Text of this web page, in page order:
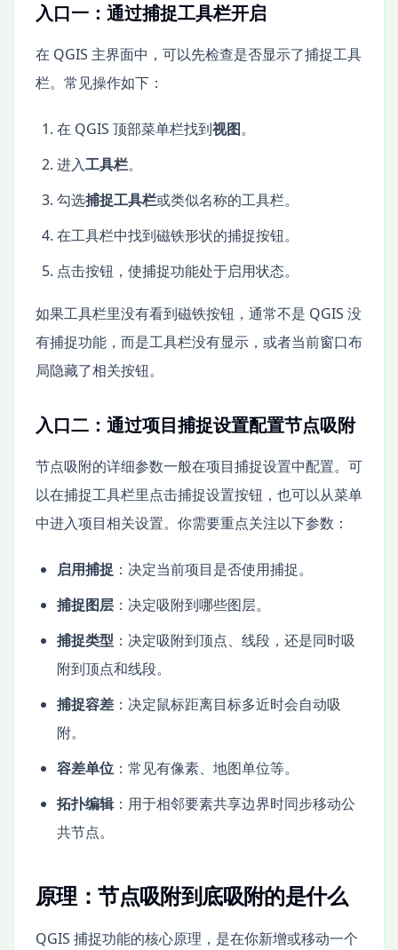
入口一：通过捕捉工具栏开启
在 QGIS 主界面中，可以先检查是否显示了捕捉工具
栏。常见操作如下：
在 QGIS 顶部菜单栏找到视图。
进入工具栏。
勾选捕捉工具栏或类似名称的工具栏。
在工具栏中找到磁铁形状的捕捉按钮。
点击按钮，使捕捉功能处于启用状态。
如果工具栏里没有看到磁铁按钮，通常不是 QGIS 没
有捕捉功能，而是工具栏没有显示，或者当前窗口布
局隐藏了相关按钮。
入口二：通过项目捕捉设置配置节点吸附
节点吸附的详细参数一般在项目捕捉设置中配置。可
以在捕捉工具栏里点击捕捉设置按钮，也可以从菜单
中进入项目相关设置。你需要重点关注以下参数：
启用捕捉 ：决定当前项目是否使用捕捉。
捕捉图层 ：决定吸附到哪些图层。
捕捉类型 ：决定吸附到顶点、线段，还是同时吸
附到顶点和线段。
捕捉容差 ：决定鼠标距离目标多近时会自动吸
附。
容差单位 ：常见有像素、地图单位等。
拓扑编辑：用于相邻要素共享边界时同步移动公
共节点。
原理：节点吸附到底吸附的是什么
QGIS 捕捉功能的核心原理，是在你新增或移动一个